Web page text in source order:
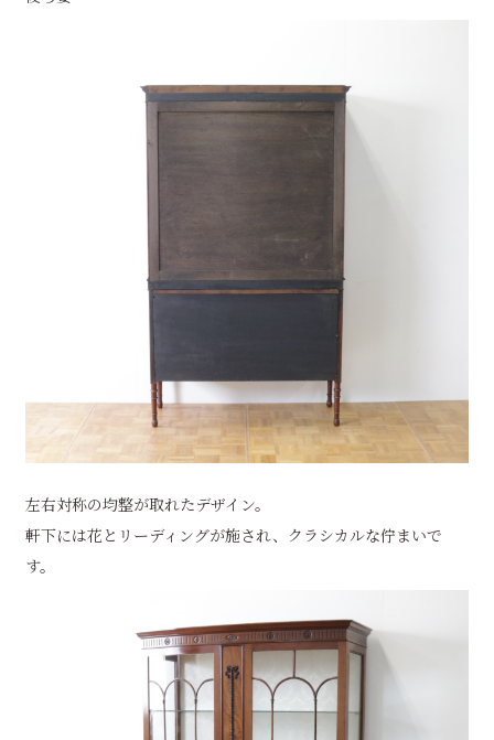
左右対称の均整が取れたデザイン。
軒下には花とリーディングが施され、クラシカルな佇まいで
す。